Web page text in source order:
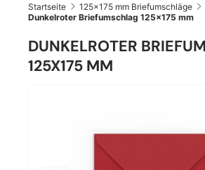
Startseite
125x175 mm Briefumschläge
Dunkelroter Briefumschlag 125x175 mm
DUNKELROTER
125X175 MM